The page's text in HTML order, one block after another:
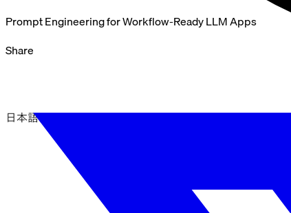
日本語
Prompt Engineering for Workflow-Ready LLM Apps
Share